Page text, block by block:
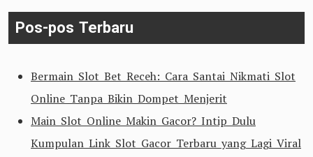
Pos-pos Terbaru
Bermain Slot Bet Receh: Cara Santai Nikmati Slot
Online Tanpa Bikin Dompet Menjerit
Main Slot Online Makin Gacor? Intip Dulu
Kumpulan Link Slot Gacor Terbaru yang Lagi Viral